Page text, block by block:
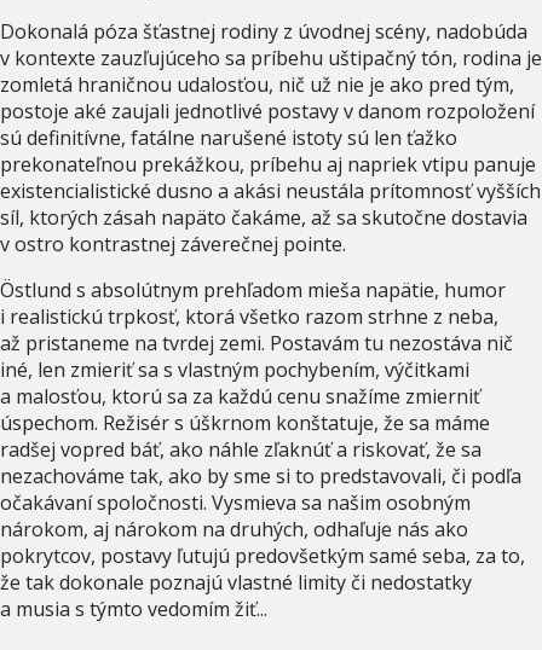
Dokonalá póza šťastnej rodiny z úvodnej scény, nadobúda
v kontexte zauzľujúceho sa príbehu uštipačný tón, rodina je
zomletá hraničnou udalosťou, nič už nie je ako pred tým,
postoje aké zaujali jednotlivé postavy v danom rozpoložení
sú definitívne, fatálne narušené istoty sú len ťažko
prekonateľnou prekážkou, príbehu aj napriek vtipu panuje
existencialistické dusno a akási neustála prítomnosť vyšších
síl, ktorých zásah napäto čakáme, až sa skutočne dostavia
v ostro kontrastnej záverečnej pointe.
Östlund s absolútnym prehľadom mieša napätie, humor
i realistickú trpkosť, ktorá všetko razom strhne z neba,
až pristaneme na tvrdej zemi. Postavám tu nezostáva nič
iné, len zmieriť sa s vlastným pochybením, výčitkami
a malosťou, ktorú sa za každú cenu snažíme zmierniť
úspechom. Režisér s úškrnom konštatuje, že sa máme
radšej vopred báť, ako náhle zľaknúť a riskovať, že sa
nezachováme tak, ako by sme si to predstavovali, či podľa
očakávaní spoločnosti. Vysmieva sa našim osobným
nárokom, aj nárokom na druhých, odhaľuje nás ako
pokrytcov, postavy ľutujú predovšetkým samé seba, za to,
že tak dokonale poznajú vlastné limity či nedostatky
a musia s týmto vedomím žiť...